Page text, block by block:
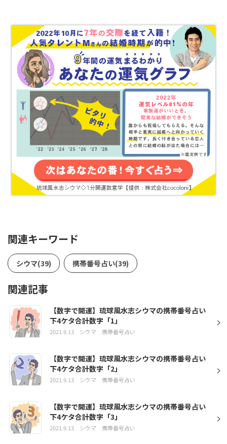
関連キーワード
シウマ(39) 携帯番号占い(39)
関連記事
【数字で開運】琉球風水志シウマの携帯番号占い
下4ケタ合計数字「1」
2021.9.13 シウマ 携帯番号占い
【数字で開運】琉球風水志シウマの携帯番号占い
下4ケタ合計数字「2」
2021.9.13 シウマ 携帯番号占い
【数字で開運】琉球風水志シウマの携帯番号占い
下4ケタ合計数字「3」
2021.9.13 シウマ 携帯番号占い